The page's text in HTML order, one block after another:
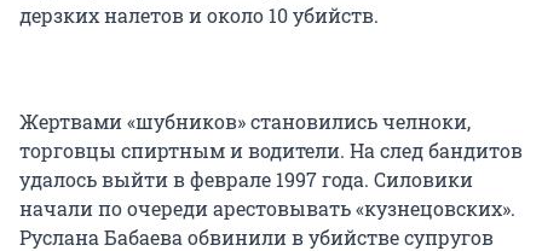
дерзких налетов и около 10 убийств.
Жертвами «шубников» становились челноки,
торговцы спиртным и водители. На след бандитов
удалось выйти в феврале 1997 года. Силовики
начали по очереди арестовывать «кузнецовских».
Руслана Бабаева обвинили в убийстве супругов